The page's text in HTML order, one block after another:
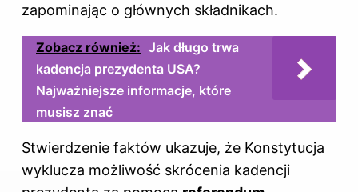
zapominając o głównych składnikach.
Zobacz również: Jak długo trwa
kadencja prezydenta USA?
Najważniejsze informacje, które
musisz znać
Stwierdzenie faktów ukazuje, że Konstytucja
wyklucza możliwość skrócenia kadencji